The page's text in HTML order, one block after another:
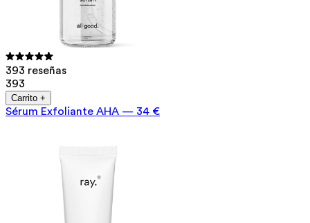
393 reseñas
393
Carrito +
Sérum Exfoliante AHA — 34 €